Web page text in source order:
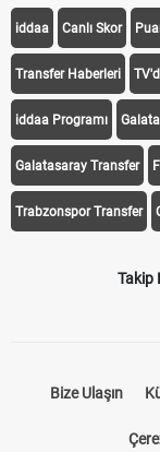
iddaa Canlı Skor
Transfer Haberleri
iddaa Programı
Galatasaray Transfer
Trabzonspor Transfer
Takip
Bize Ulaşın